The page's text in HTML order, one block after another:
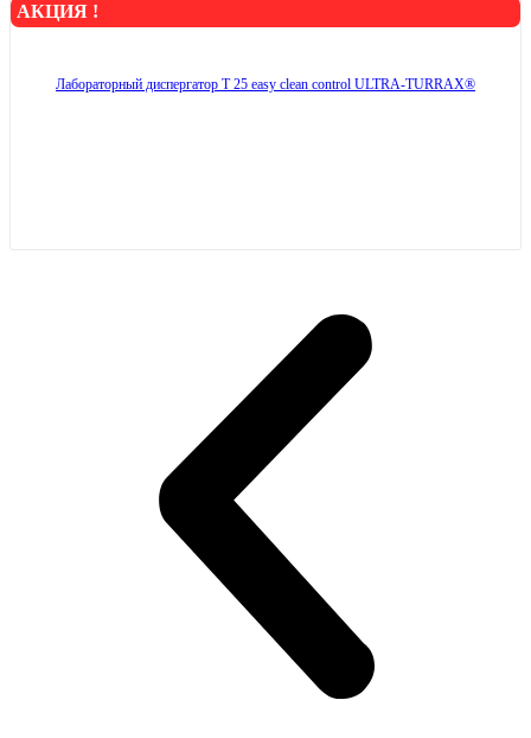
АКЦИЯ !
Лабораторный диспергатор T 25 easy clean control ULTRA-TURRAX®